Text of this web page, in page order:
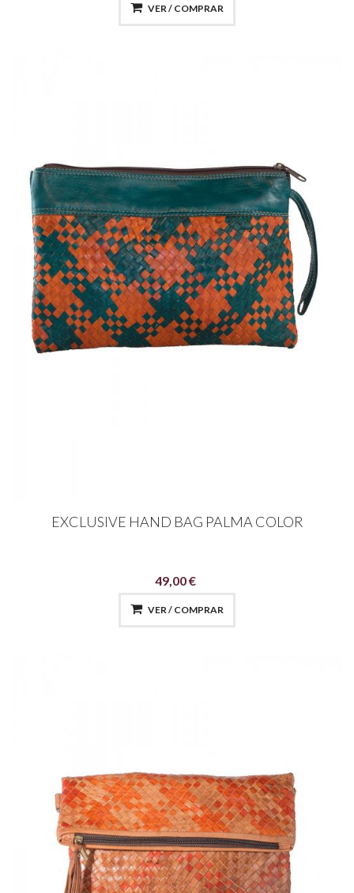
VER / COMPRAR
EXCLUSIVE HAND BAG PALMA COLOR
49,00 €
VER / COMPRAR